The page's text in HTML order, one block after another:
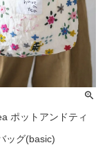
ポットアンドティ
ッグ(basic)